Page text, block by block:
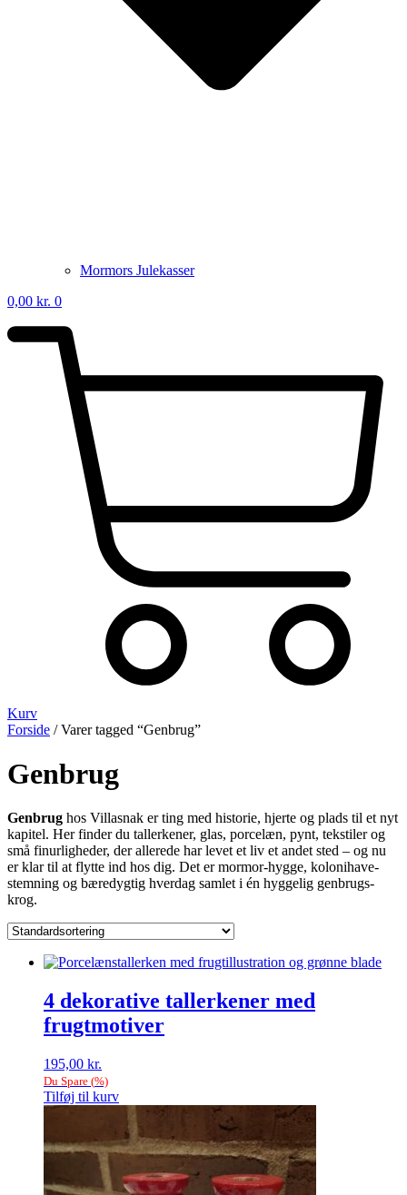
Mormors Julekasser
0,00 kr. 0
Kurv
Forside / Varer tagged “Genbrug”
Genbrug
Genbrug hos Villasnak er ting med historie, hjerte og plads til et nyt
kapitel. Her finder du tallerkener, glas, porcelæn, pynt, tekstiler og
små finurligheder, der allerede har levet et liv et andet sted – og nu
er klar til at flytte ind hos dig. Det er mormor-hygge, kolonihave-
stemning og bæredygtig hverdag samlet i én hyggelig genbrugs-
krog.
4 dekorative tallerkener med
frugtmotiver
195,00 kr.
Du Spare (%)
Tilføj til kurv